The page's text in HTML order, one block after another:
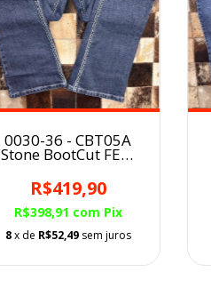
0030-36 - CBT05A
Stone BootCut FEM
R$419,90
R$398,91 com Pix
8x de R$52,49 sem juros